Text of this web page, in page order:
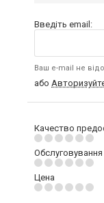
Введіть email:
Ваш e-mail не
або
Качество
Обслуговування
Цена